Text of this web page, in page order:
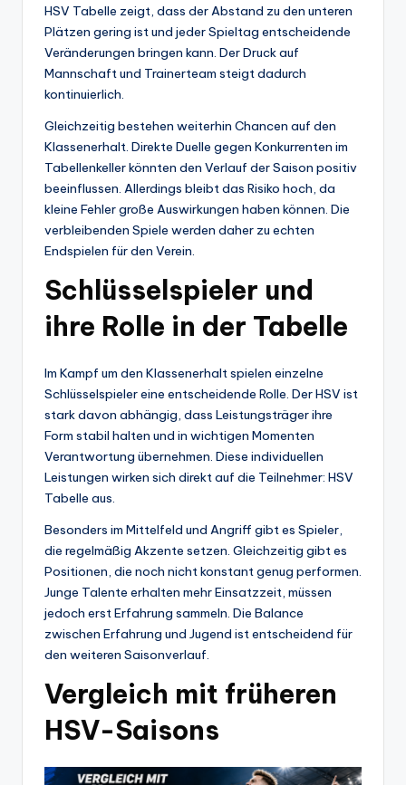
HSV Tabelle zeigt, dass der Abstand zu den unteren
Plätzen gering ist und jeder Spieltag entscheidende
Veränderungen bringen kann. Der Druck auf
Mannschaft und Trainerteam steigt dadurch
kontinuierlich.
Gleichzeitig bestehen weiterhin Chancen auf den
Klassenerhalt. Direkte Duelle gegen Konkurrenten im
Tabellenkeller könnten den Verlauf der Saison positiv
beeinflussen. Allerdings bleibt das Risiko hoch, da
kleine Fehler große Auswirkungen haben können. Die
verbleibenden Spiele werden daher zu echten
Endspielen für den Verein.
Schlüsselspieler und
ihre Rolle in der Tabelle
Im Kampf um den Klassenerhalt spielen einzelne
Schlüsselspieler eine entscheidende Rolle. Der HSV ist
stark davon abhängig, dass Leistungsträger ihre
Form stabil halten und in wichtigen Momenten
Verantwortung übernehmen. Diese individuellen
Leistungen wirken sich direkt auf die Teilnehmer: HSV
Tabelle aus.
Besonders im Mittelfeld und Angriff gibt es Spieler,
die regelmäßig Akzente setzen. Gleichzeitig gibt es
Positionen, die noch nicht konstant genug performen.
Junge Talente erhalten mehr Einsatzzeit, müssen
jedoch erst Erfahrung sammeln. Die Balance
zwischen Erfahrung und Jugend ist entscheidend für
den weiteren Saisonverlauf.
Vergleich mit früheren
HSV-Saisons